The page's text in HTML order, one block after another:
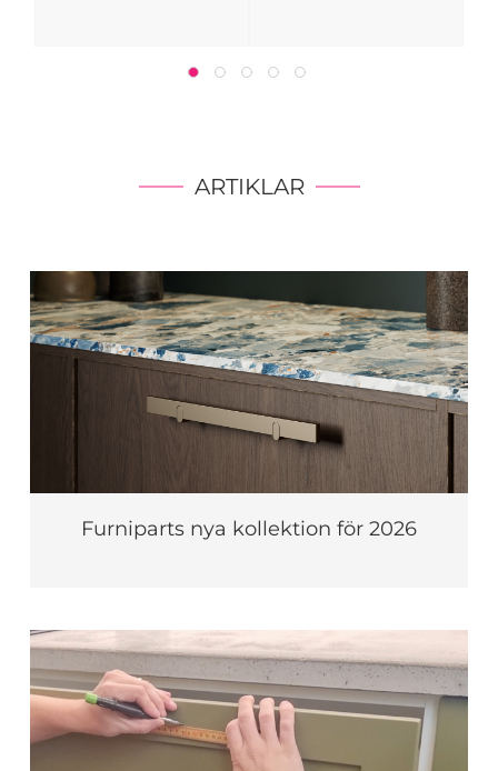
ARTIKLAR
Furniparts nya kollektion för 2026